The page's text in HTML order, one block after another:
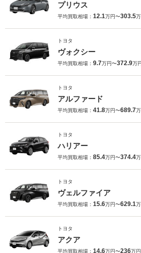
プリウス
平均買取相場： 12.1万円〜303.5
トヨタ
ヴォクシー
平均買取相場： 9.7万円〜372.9万
トヨタ
アルファード
平均買取相場： 41.8万円〜689.7
トヨタ
ハリアー
平均買取相場： 85.4万円〜374.4
トヨタ
ヴェルファイア
平均買取相場： 15.6万円〜629.1
トヨタ
アクア
平均買取相場： 14.6万円〜236万円